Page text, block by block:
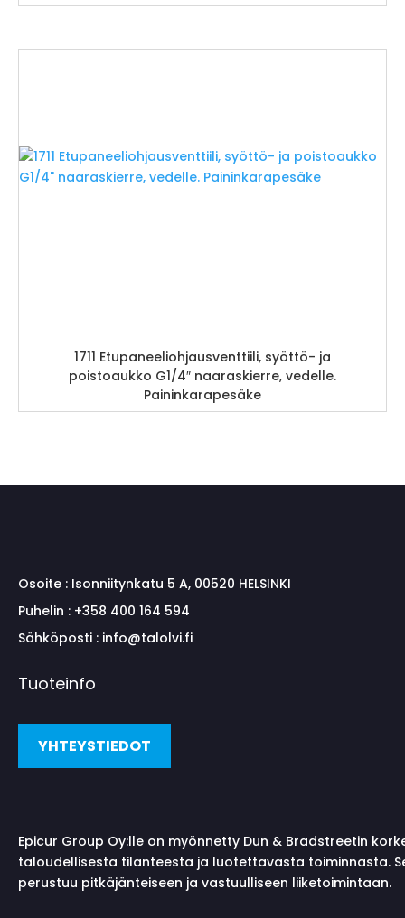
1711 Etupaneeliohjausventtiili, syöttö- ja
poistoaukko G1/4″ naaraskierre, vedelle.
Paininkarapesäke
Osoite : Isonniitynkatu 5 A, 00520 HELSINKI
Puhelin : +358 400 164 594
Sähköposti : info@talolvi.fi
Tuoteinfo
YHTEYSTIEDOT
Epicur Group Oy:lle on myönnetty Dun & Bradstreetin
taloudellisesta tilanteesta ja luotettavasta toiminnasta.
perustuu pitkäjänteiseen ja vastuulliseen liiketoimintaan.